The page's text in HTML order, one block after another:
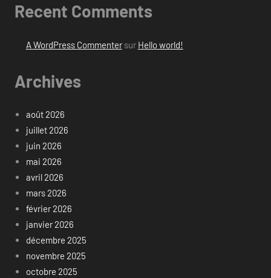
Recent Comments
A WordPress Commentersur Hello world!
Archives
août 2026
juillet 2026
juin 2026
mai 2026
avril 2026
mars 2026
février 2026
janvier 2026
décembre 2025
novembre 2025
octobre 2025